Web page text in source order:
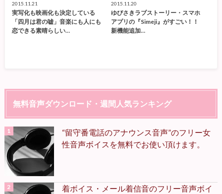
2015.11.21
実写化も映画化も決定している
「四月は君の嘘」音楽にも人にも
恋できる素晴らしい…
2015.11.20
ゆびさきラブストーリー・スマホ
アプリの『Simeji』がすごい！！
新機能追加…
無料音声ダウンロード・週間人気ランキング
“留守番電話のアナウンス音声”のフリー女
性音声ボイスを無料でお使い頂けます。
着ボイス・メール着信音のフリー音声ボイ